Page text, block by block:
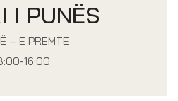
I PUNËS
– E PREMTE
16:00